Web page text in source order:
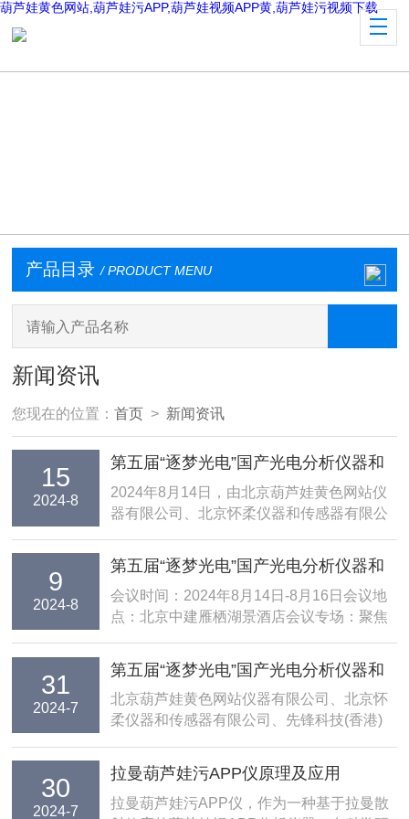
葫芦娃黄色网站,葫芦娃污APP,葫芦娃视频APP黄,葫芦娃污视频下载
产品目录 / PRODUCT MENU
新闻资讯
您现在的位置：首页 > 新闻资讯
15
2024-8
第五届“逐梦光电”国产光电分析仪器和
核心技术研制与应用研讨会暨怀柔光电
产业发展论坛正式开幕！
2024年8月14日，由北京葫芦娃黄色网站仪
器有限公司、北京怀柔仪器和传感器有限公
镭光电科技有限公司联合举办的第五届“逐梦
光电”国产光电分析仪器和核心技术研制与应
用研讨会暨怀柔光电产业发展论坛在北京中
建雁栖...
9
2024-8
第五届“逐梦光电”国产光电分析仪器和
核心技术研制与应用研讨会暨怀柔光电
产业发展论坛即将开幕
会议时间：2024年8月14日-8月16日会议地
点：北京中建雁栖湖景酒店会议专场：聚焦
icmos、成像葫芦娃污APP仪、2μm激
光器、葫芦娃视频APP黄、自动化，磁光，
压电，仪器联用等八大应用方向钙钛矿，太
阳能，二维材料，燃烧...
31
2024-7
第五届“逐梦光电”国产光电分析仪器和
核心技术研制与应用研讨会暨怀柔光电
产业发展论坛
北京葫芦娃黄色网站仪器有限公司、北京怀
柔仪器和传感器有限公司、先锋科技(香港)
联合举办的第五届“逐梦光电”国产光电分析
仪器和核心技术研制与应用研讨会暨怀柔光
电产业发展论坛，将于2024年8月14-16日在
30
2024-7
拉曼葫芦娃污APP仪原理及应用
拉曼葫芦娃污APP仪，作为一种基于拉曼散